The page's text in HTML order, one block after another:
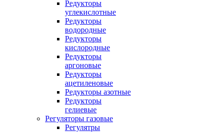
Редукторы
углекислотные
Редукторы
водородные
Редукторы
кислородные
Редукторы
аргоновые
Редукторы
ацетиленовые
Редукторы азотные
Редукторы
гелиевые
Регуляторы газовые
Регулятры